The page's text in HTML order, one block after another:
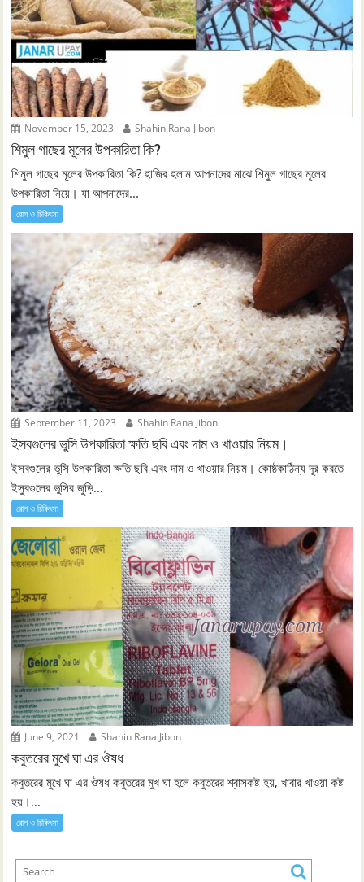
November 15, 2023 Shahin Rana Jibon
শিমুল গাছের মূলের উপকারিতা কি?
শিমুল গাছের মূলের উপকারিতা কি? হাজির হলাম আপনাদের মাঝে শিমুল গাছের মূলের
উপকারিতা নিয়ে। যা আপনাদের...
রোগ ও চিকিৎসা
September 11, 2023 Shahin Rana Jibon
ইসবগুলের ভুসি উপকারিতা ক্ষতি ছবি এবং দাম ও খাওয়ার নিয়ম।
ইসবগুলের ভুসি উপকারিতা ক্ষতি ছবি এবং দাম ও খাওয়ার নিয়ম। কোষ্ঠকাঠিন্য দূর করতে
ইসুবগুলের ভুসির জুড়ি...
রোগ ও চিকিৎসা
June 9, 2021 Shahin Rana Jibon
কবুতরের মুখে ঘা এর ঔষধ
কবুতরের মুখে ঘা এর ঔষধ কবুতরের মুখ ঘা হলে কবুতরের শ্বাসকষ্ট হয়, খাবার খাওয়া কষ্ট
হয়।...
রোগ ও চিকিৎসা